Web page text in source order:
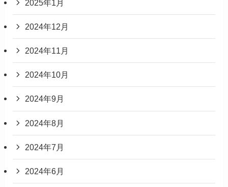
2025年1月
2024年12月
2024年11月
2024年10月
2024年9月
2024年8月
2024年7月
2024年6月